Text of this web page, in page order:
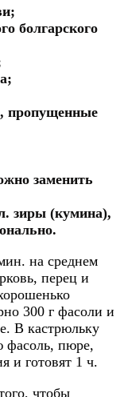
болгарского
пропущенные
заменить
зиры (кумина),
на среднем
перец и
300 г фасоли и
В кастрюльку
фасоль, пюре,
и готовят 1 ч.
чтобы